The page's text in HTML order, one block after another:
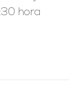
hora